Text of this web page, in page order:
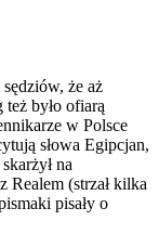
że aż
było ofiarą
w Polsce
słowa Egipcjan,
na
Realem (strzał kilka
pisały o